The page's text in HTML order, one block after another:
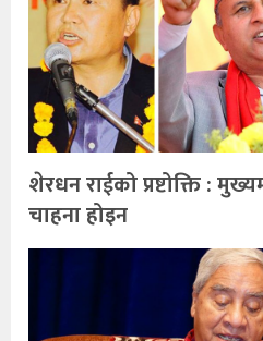
शेरधन राईको प्रष्टोक्ति :
चाहना होइन